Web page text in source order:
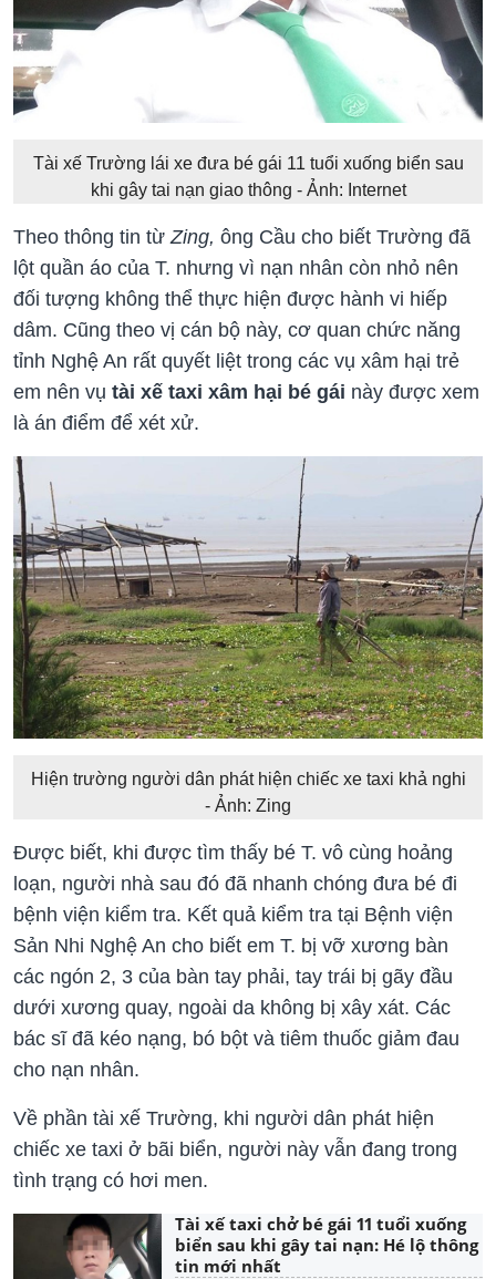
Tài xế Trường lái xe đưa bé gái 11 tuổi xuống biển sau
khi gây tai nạn giao thông - Ảnh: Internet
Theo thông tin từ Zing, ông Cầu cho biết Trường đã
lột quần áo của T. nhưng vì nạn nhân còn nhỏ nên
đối tượng không thể thực hiện được hành vi hiếp
dâm. Cũng theo vị cán bộ này, cơ quan chức năng
tỉnh Nghệ An rất quyết liệt trong các vụ xâm hại trẻ
em nên vụ tài xế taxi xâm hại bé gái này được xem
là án điểm để xét xử.
Hiện trường người dân phát hiện chiếc xe taxi khả nghi
- Ảnh: Zing
Được biết, khi được tìm thấy bé T. vô cùng hoảng
loạn, người nhà sau đó đã nhanh chóng đưa bé đi
bệnh viện kiểm tra. Kết quả kiểm tra tại Bệnh viện
Sản Nhi Nghệ An cho biết em T. bị vỡ xương bàn
các ngón 2, 3 của bàn tay phải, tay trái bị gãy đầu
dưới xương quay, ngoài da không bị xây xát. Các
bác sĩ đã kéo nạng, bó bột và tiêm thuốc giảm đau
cho nạn nhân.
Về phần tài xế Trường, khi người dân phát hiện
chiếc xe taxi ở bãi biển, người này vẫn đang trong
tình trạng có hơi men.
Tài xế taxi chở bé gái 11 tuổi xuống
biển sau khi gây tai nạn: Hé lộ thông
tin mới nhất